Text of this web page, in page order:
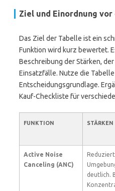
Ziel und Einordnung
Das Ziel der Tabelle ist ein
Funktion wird kurz bewertet.
Beschreibung der Stärken,
Einsatzfälle. Nutze die Tabelle
Entscheidungsgrundlage.
Kauf-Checkliste für
FUNKTION STÄRKEN
Active Noise
Canceling (ANC)
Reduziert
deutlich.